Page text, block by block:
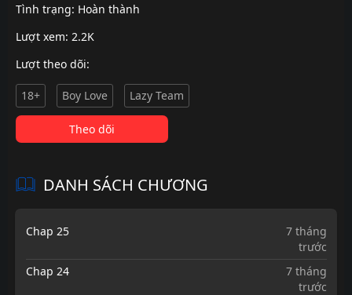
Tình trạng: Hoàn thành
Lượt xem: 2.2K
Lượt theo dõi:
18+ Boy Love Lazy Team
Theo dõi
DANH SÁCH CHƯƠNG
Chap 25
7 tháng
trước
Chap 24
7 tháng
trước